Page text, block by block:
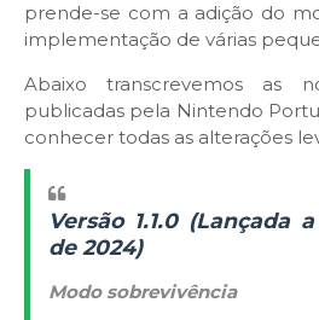
prende-se com a adição do
implementação de várias
Abaixo transcrevemos as
publicadas pela Nintendo
conhecer todas as alterações
Versão 1.1.0 (Lançada
de 2024)
Modo sobrevivência